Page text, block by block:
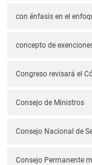
con énfasis en el
concepto de
Congreso revisará el
Consejo de Ministros
Consejo Nacional de
Consejo Permanente